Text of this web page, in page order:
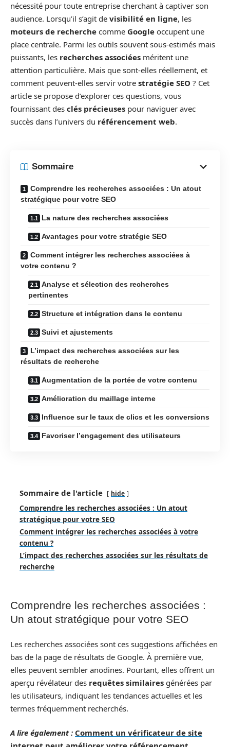
nécessité pour toute entreprise cherchant à captiver son
audience. Lorsqu’il s’agit de visibilité en ligne, les
moteurs de recherche comme Google occupent une
place centrale. Parmi les outils souvent sous-estimés mais
puissants, les recherches associées méritent une
attention particulière. Mais que sont-elles réellement, et
comment peuvent-elles servir votre stratégie SEO ? Cet
article se propose d’explorer ces questions, vous
fournissant des clés précieuses pour naviguer avec
succès dans l’univers du référencement web.
Sommaire
Comprendre les recherches associées : Un atout
stratégique pour votre SEO
La nature des recherches associées
Avantages pour votre stratégie SEO
Comment intégrer les recherches associées à
votre contenu ?
Analyse et sélection des recherches
pertinentes
Structure et intégration dans le contenu
Suivi et ajustements
L’impact des recherches associées sur les
résultats de recherche
Augmentation de la portée de votre contenu
Amélioration du maillage interne
Influence sur le taux de clics et les conversions
Favoriser l’engagement des utilisateurs
Sommaire de l'article hide
Comprendre les recherches associées : Un atout
stratégique pour votre SEO
Comment intégrer les recherches associées à votre
contenu ?
L’impact des recherches associées sur les résultats de
recherche
Comprendre les recherches associées :
Un atout stratégique pour votre SEO
Les recherches associées sont ces suggestions affichées en
bas de la page de résultats de Google. À première vue,
elles peuvent sembler anodines. Pourtant, elles offrent un
aperçu révélateur des requêtes similaires générées par
les utilisateurs, indiquant les tendances actuelles et les
termes fréquemment recherchés.
A lire également : Comment un vérificateur de site